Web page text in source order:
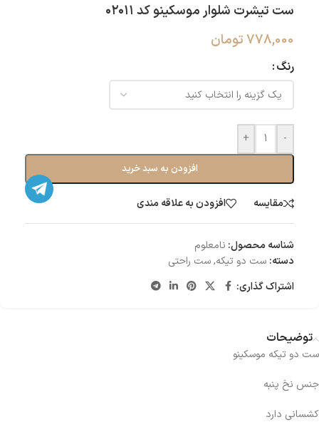
ست تیشرت شلوار موسکینو کد ۰۲۰۱۱
778,000تومان
رنگ
-
+
افزودن به سبد خرید
مقایسه افزودن به علاقه مندی
شناسه محصول: نامعلوم
دسته: ست دو تیکه,ست راحتی
اشتراک گذاری:
توضیحات
ست دو تیکه موسکینو
جنس نخ پنبه
کشسانی دارد